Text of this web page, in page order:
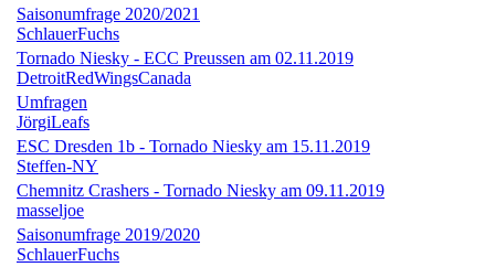
Saisonumfrage 2020/2021
SchlauerFuchs
Tornado Niesky - ECC Preussen am 02.11.2019
DetroitRedWingsCanada
Umfragen
JörgiLeafs
ESC Dresden 1b - Tornado Niesky am 15.11.2019
Steffen-NY
Chemnitz Crashers - Tornado Niesky am 09.11.2019
masseljoe
Saisonumfrage 2019/2020
SchlauerFuchs